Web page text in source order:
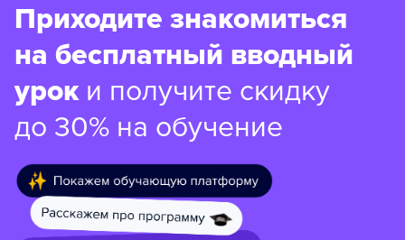
Приходите знакомиться
на бесплатный вводный
уроки получите скидку
до 30% на обучение